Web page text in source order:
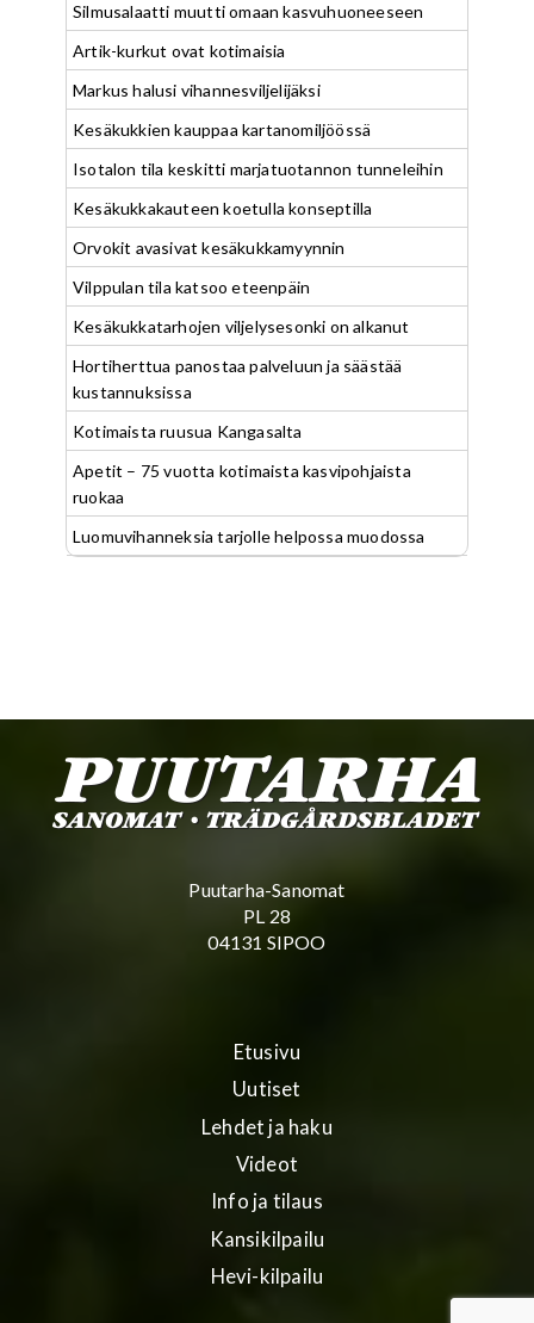
Silmusalaatti muutti omaan kasvuhuoneeseen
Artik-kurkut ovat kotimaisia
Markus halusi vihannesviljelijäksi
Kesäkukkien kauppaa kartanomiljöössä
Isotalon tila keskitti marjatuotannon tunneleihin
Kesäkukkakauteen koetulla konseptilla
Orvokit avasivat kesäkukkamyynnin
Vilppulan tila katsoo eteenpäin
Kesäkukkatarhojen viljelysesonki on alkanut
Hortiherttua panostaa palveluun ja säästää
kustannuksissa
Kotimaista ruusua Kangasalta
Apetit – 75 vuotta kotimaista kasvipohjaista
ruokaa
Luomuvihanneksia tarjolle helpossa muodossa
Puutarha-Sanomat
PL 28
04131 SIPOO
Etusivu
Uutiset
Lehdet ja haku
Videot
Info ja tilaus
Kansikilpailu
Hevi-kilpailu